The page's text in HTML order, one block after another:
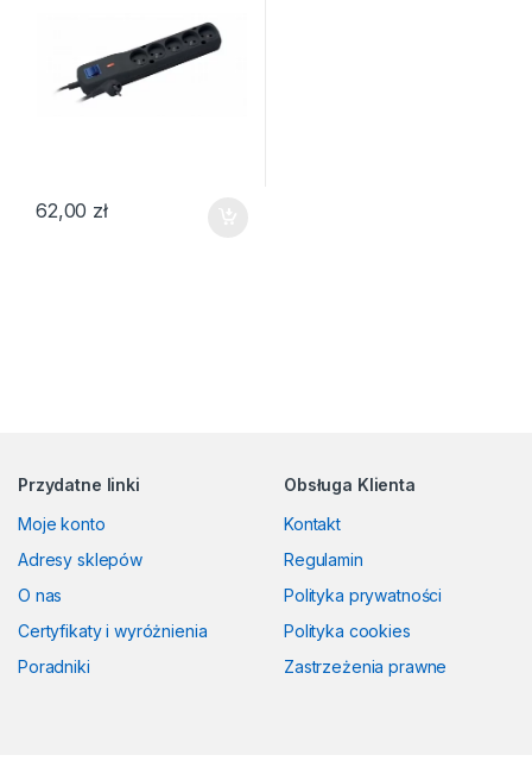
62,00 zł
Przydatne linki
Moje konto
Adresy sklepów
O nas
Certyfikaty i wyróżnienia
Poradniki
Obsługa Klienta
Kontakt
Regulamin
Polityka prywatności
Polityka cookies
Zastrzeżenia prawne